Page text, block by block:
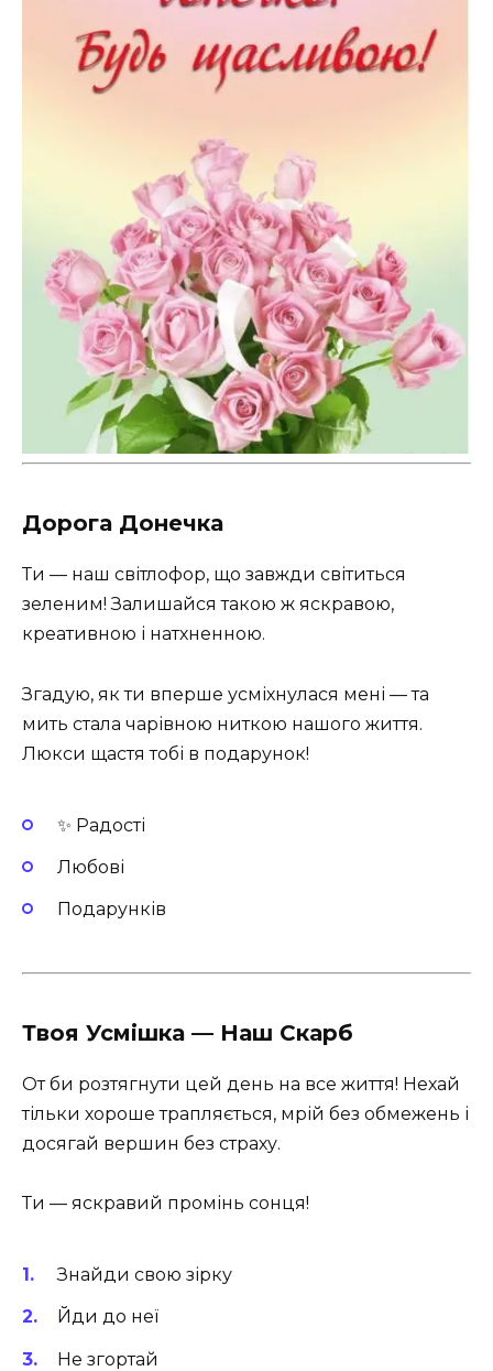
Дорога Донечка
Ти — наш світлофор, що завжди світиться
зеленим! Залишайся такою ж яскравою,
креативною і натхненною.
Згадую, як ти вперше усміхнулася мені — та
мить стала чарівною ниткою нашого життя.
Люкси щастя тобі в подарунок!
✨ Радості
Любові
Подарунків
Твоя Усмішка — Наш Скарб
От би розтягнути цей день на все життя! Нехай
тільки хороше трапляється, мрій без обмежень і
досягай вершин без страху.
Ти — яскравий промінь сонця!
Знайди свою зірку
Йди до неї
Не згортай